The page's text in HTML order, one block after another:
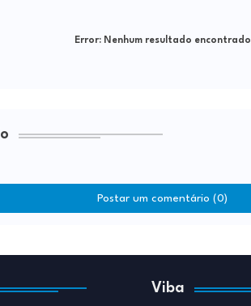
Error:Nenhum resultado encontrado
Postar um comentário (0)
Viba